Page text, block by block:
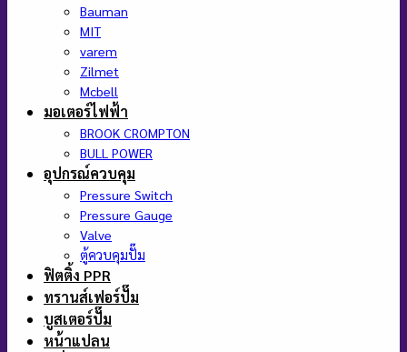
Bauman
MIT
varem
Zilmet
Mcbell
มอเตอร์ไฟฟ้า
BROOK CROMPTON
BULL POWER
อุปกรณ์ควบคุม
Pressure Switch
Pressure Gauge
Valve
ตู้ควบคุมปั๊ม
ฟิตติ้ง PPR
ทรานส์เฟอร์ปั๊ม
บูสเตอร์ปั๊ม
หน้าแปลน